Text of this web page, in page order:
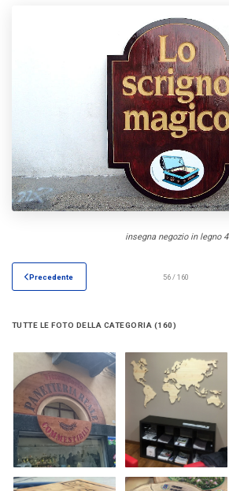
insegna negozio in legno 4
Precedente 56 / 160
TUTTE LE FOTO DELLA CATEGORIA (160)